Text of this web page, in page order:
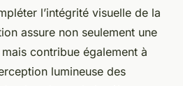
l’intégrité visuelle de la
assure non seulement une
contribue également à
lumineuse des